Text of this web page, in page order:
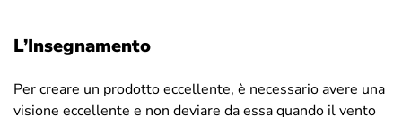
L’Insegnamento
Per creare un prodotto eccellente, è necessario avere una
visione eccellente e non deviare da essa quando il vento